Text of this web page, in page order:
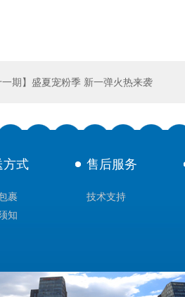
一期】盛夏宠粉季 新一弹火热来袭
方式
裹
知
售后服务
技术支持